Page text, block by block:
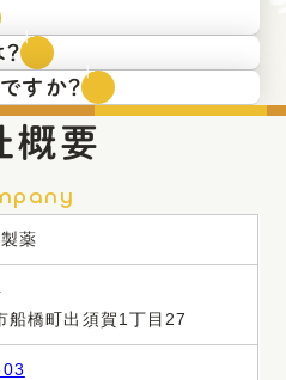
来の
。
ても
す。
と
すか？
トなど、
。
概要
薬
船橋町出須賀1丁目27